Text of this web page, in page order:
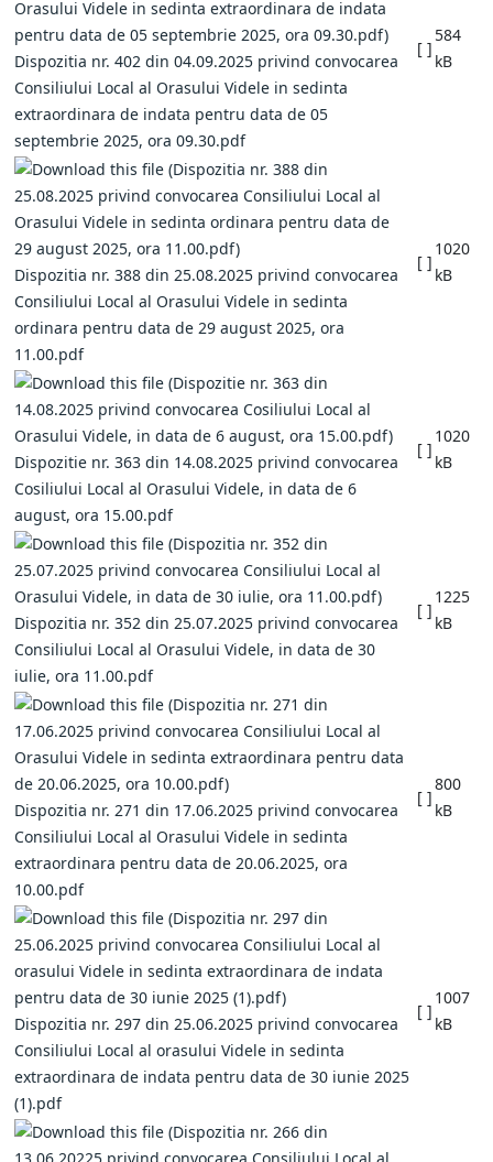
Dispozitia nr. 402 din 04.09.2025 privind convocarea
Consiliului Local al Orasului Videle in sedinta
extraordinara de indata pentru data de 05
septembrie 2025, ora 09.30.pdf
[ ]
584
kB
Dispozitia nr. 388 din 25.08.2025 privind convocarea
Consiliului Local al Orasului Videle in sedinta
ordinara pentru data de 29 august 2025, ora
11.00.pdf
[ ]
1020
kB
Dispozitie nr. 363 din 14.08.2025 privind convocarea
Cosiliului Local al Orasului Videle, in data de 6
august, ora 15.00.pdf
[ ]
1020
kB
Dispozitia nr. 352 din 25.07.2025 privind convocarea
Consiliului Local al Orasului Videle, in data de 30
iulie, ora 11.00.pdf
[ ]
1225
kB
Dispozitia nr. 271 din 17.06.2025 privind convocarea
Consiliului Local al Orasului Videle in sedinta
extraordinara pentru data de 20.06.2025, ora
10.00.pdf
[ ]
800
kB
Dispozitia nr. 297 din 25.06.2025 privind convocarea
Consiliului Local al orasului Videle in sedinta
extraordinara de indata pentru data de 30 iunie 2025
(1).pdf
[ ]
1007
kB